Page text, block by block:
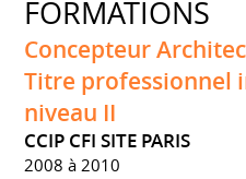
FORMATIONS
Concepteur
Titre professionnel
niveau II
CCIP CFI SITE PARIS
2008 à 2010